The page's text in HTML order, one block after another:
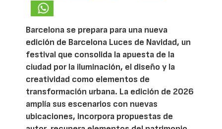
Barcelona se prepara para una nueva
edición de Barcelona Luces de Navidad, un
festival que consolida la apuesta de la
ciudad por la iluminación, el diseño y la
creatividad como elementos de
transformación urbana. La edición de 2026
amplía sus escenarios con nuevas
ubicaciones, incorpora propuestas de